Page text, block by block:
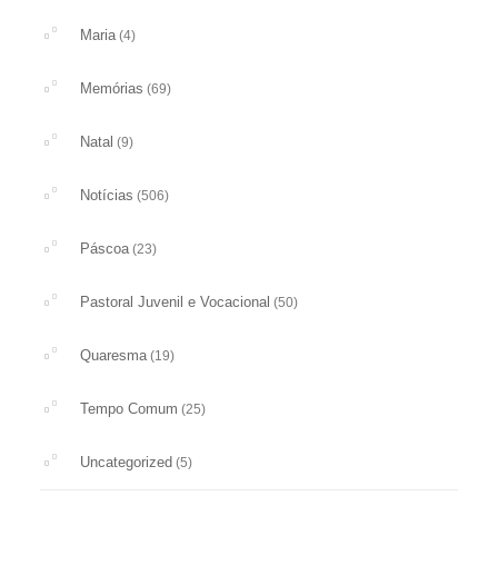
Maria (4)
Memórias (69)
Natal (9)
Notícias (506)
Páscoa (23)
Pastoral Juvenil e Vocacional (50)
Quaresma (19)
Tempo Comum (25)
Uncategorized (5)